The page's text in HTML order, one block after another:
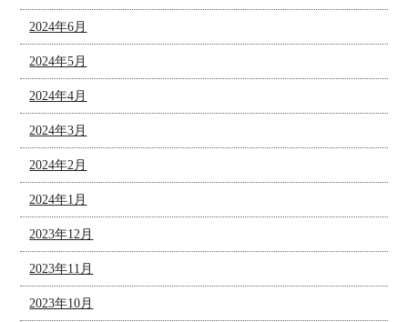
2024年6月
2024年5月
2024年4月
2024年3月
2024年2月
2024年1月
2023年12月
2023年11月
2023年10月